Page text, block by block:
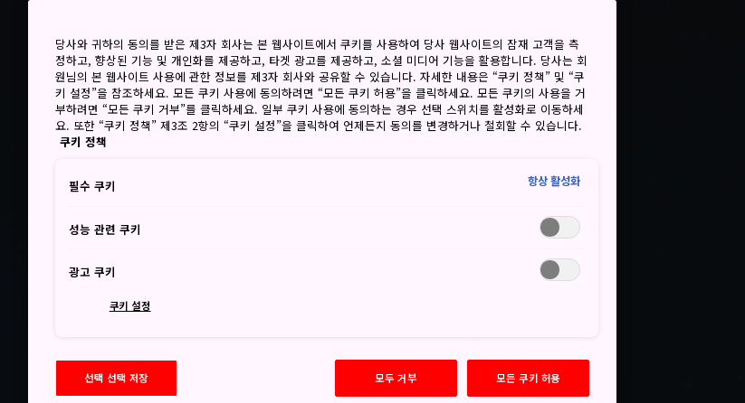
당사와 귀하의 동의를 받은 제3자 회사는 본 웹사이트에서 쿠키를 사용하여 당사 웹사이트의 잠재 고객을 측
정하고, 향상된 기능 및 개인화를 제공하고, 타겟 광고를 제공하고, 소셜 미디어 기능을 활용합니다. 당사는 회
원님의 본 웹사이트 사용에 관한 정보를 제3자 회사와 공유할 수 있습니다. 자세한 내용은 “쿠키 정책” 및 “쿠
키 설정”을 참조하세요. 모든 쿠키 사용에 동의하려면 “모든 쿠키 허용”을 클릭하세요. 모든 쿠키의 사용을 거
부하려면 “모든 쿠키 거부”를 클릭하세요. 일부 쿠키 사용에 동의하는 경우 선택 스위치를 활성화로 이동하세
요. 또한 “쿠키 정책” 제3조 2항의 “쿠키 설정”을 클릭하여 언제든지 동의를 변경하거나 철회할 수 있습니다.
쿠키 정책
필수 쿠키 항상 활성화
성능 관련 쿠키
광고 쿠키
쿠키 설정
선택 선택 저장 모두 거부 모든 쿠키 허용